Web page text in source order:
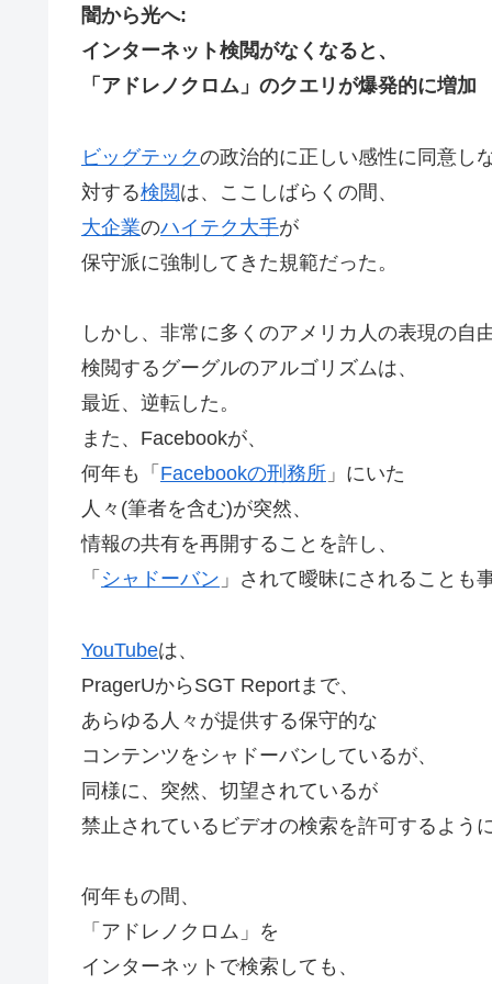
闇から光へ:
インターネット検閲がなくなると、
「アドレノクロム」のクエリが爆発的に増加
ビッグテックの政治的に正しい感性に同意し
対する検閲は、ここしばらくの間、
大企業のハイテク大手が
保守派に強制してきた規範だった。
しかし、非常に多くのアメリカ人の表現の自
検閲するグーグルのアルゴリズムは、
最近、逆転した。
また、Facebookが、
何年も「 Facebookの刑務所 」にいた
人々(筆者を含む)が突然、
情報の共有を再開することを許し、
「 シャドーバン 」されて曖昧にされることも
YouTubeは、
PragerUからSGT Reportまで、
あらゆる人々が提供する保守的な
コンテンツをシャドーバンしているが、
同様に、突然、切望されているが
禁止されているビデオの検索を許可するよう
何年もの間、
「アドレノクロム」を
インターネットで検索しても、